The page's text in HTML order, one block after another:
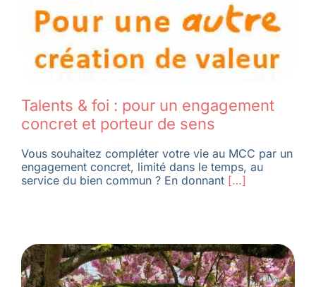
Talents & foi : pour un engagement
concret et porteur de sens
Vous souhaitez compléter votre vie au MCC par un
engagement concret, limité dans le temps, au
service du bien commun ? En donnant[…]